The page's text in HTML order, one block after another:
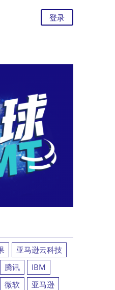
登录
亚马逊云科技
腾讯
IBM
微软
亚马逊